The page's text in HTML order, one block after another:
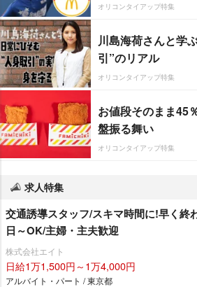
オリコンタイアップ特集
川島海荷さんと学
引”のリアル
オリコンタイアップ特集
お値段そのまま45
盤振る舞い
オリコンタイアップ特集
求人特集
交通誘導スタッフ/スキマ時間に!早く終
日～OK/主婦・主夫歓迎
株式会社エイト
日給1万1,500円～1万4,000円
アルバイト・パート / 東京都